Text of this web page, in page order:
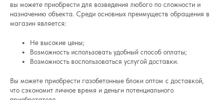
вы можете приобрести для возведения любого по сложности и
назначению объекта. Среди основных преимуществ обращения в
магазин является:
Не высокие цены;
Возможность использовать удобный способ оплаты;
Возможность воспользоваться услугой доставки.
Вы можете приобрести газобетонные блоки оптом с доставкой,
что сэкономит личное время и деньги потенциального